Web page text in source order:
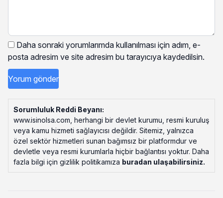
Daha sonraki yorumlarımda kullanılması için adım, e-
posta adresim ve site adresim bu tarayıcıya kaydedilsin.
Sorumluluk Reddi Beyanı:
www.isinolsa.com, herhangi bir devlet kurumu, resmi kuruluş
veya kamu hizmeti sağlayıcısı değildir. Sitemiz, yalnızca
özel sektör hizmetleri sunan bağımsız bir platformdur ve
devletle veya resmi kurumlarla hiçbir bağlantısı yoktur. Daha
fazla bilgi için gizlilik politikamıza buradan ulaşabilirsiniz.